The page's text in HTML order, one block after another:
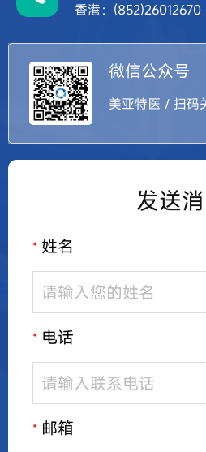
香港：
微信公众号
美亚特医 / 扫码
发送
* 姓名
* 电话
* 邮箱